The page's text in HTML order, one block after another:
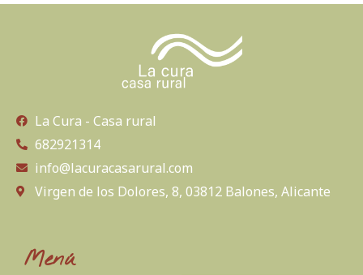
La Cura - Casa rural
682921314
info@lacuracasarural.com
Virgen de los Dolores, 8, 03812 Balones, Alicante
Menú